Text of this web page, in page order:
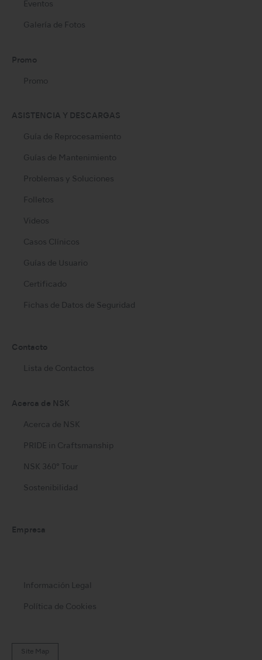
Eventos
Galería de Fotos
Promo
Promo
ASISTENCIA Y DESCARGAS
Guía de Reprocesamiento
Guías de Mantenimiento
Problemas y Soluciones
Folletos
Videos
Casos Clínicos
Guías de Usuario
Certificado
Fichas de Datos de Seguridad
Contacto
Lista de Contactos
Acerca de NSK
Acerca de NSK
PRIDE in Craftsmanship
NSK 360° Tour
Sostenibilidad
Empresa
Información Legal
Política de Cookies
Site Map